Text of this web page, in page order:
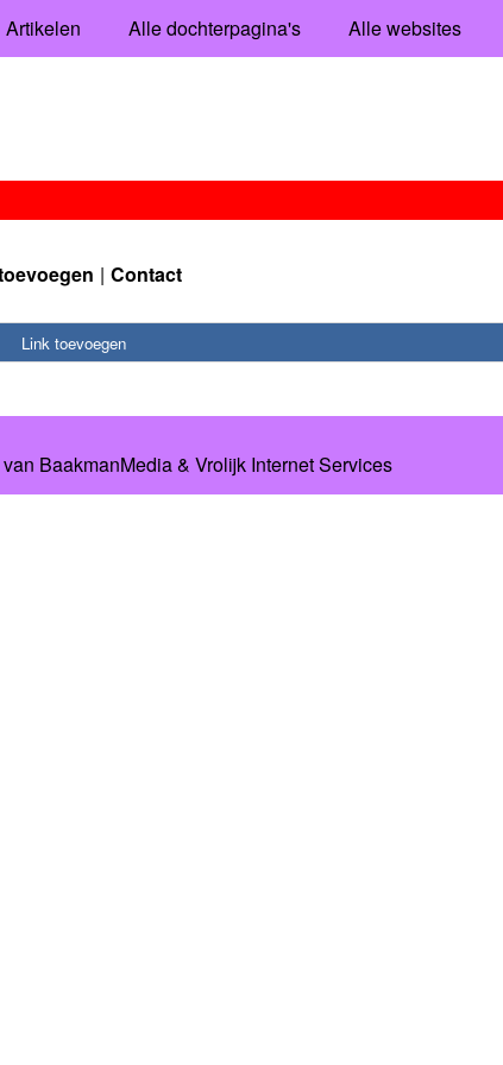
Artikelen Alle dochterpagina's Alle websites
Contact
Link toevoegen
BaakmanMedia& Vrolijk Internet Services